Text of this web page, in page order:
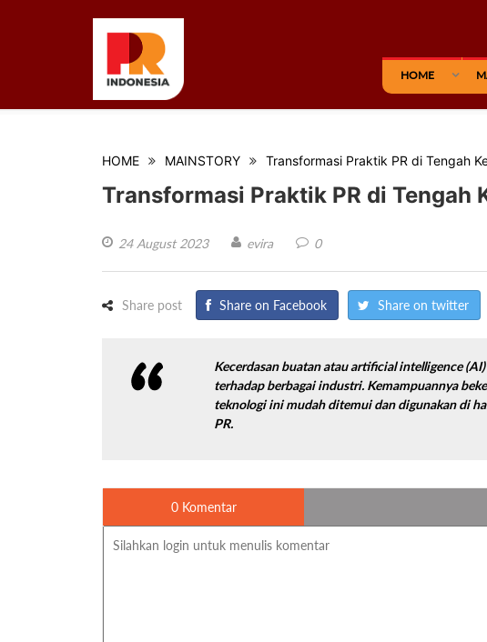
HOME
HOME MAINSTORY Transformasi Praktik PR di Tengah
Transformasi Praktik PR di Tengah
24 August 2023 evira 0
Share post Share on Facebook Share on twitter
Kecerdasan buatan atauartificial intelligence(AI)
terhadap berbagai industri. Kemampuannya
teknologi ini mudah ditemui dan digunakan di
PR.
0 Komentar